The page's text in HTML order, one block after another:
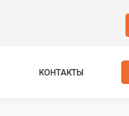
КОНТАКТЫ